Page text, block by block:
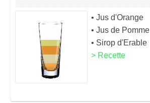
• Jus d'Orange
• Jus de Pomme
• Sirop d'Erable
> Recette